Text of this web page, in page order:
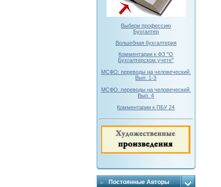
Выбери профессию
Бухгалтер
Волшебная бухгалтерия
Комментарии к ФЗ "О
Бухгалтерском учете"
МСФО: переводы на человеческий.
Вып. 1-3
МСФО: переводы на человеческий.
Вып. 4
Комментарии к ПБУ 24
Постоянные Авторы